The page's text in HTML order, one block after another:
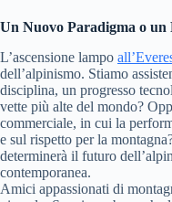
Un Nuovo Paradigma o un
L’ascensione lampo
dell’alpinismo. Stiamo
disciplina, un progresso
vette più alte del mondo?
commerciale, in cui la
e sul rispetto per la
determinerà il futuro
contemporanea.
Amici appassionati di